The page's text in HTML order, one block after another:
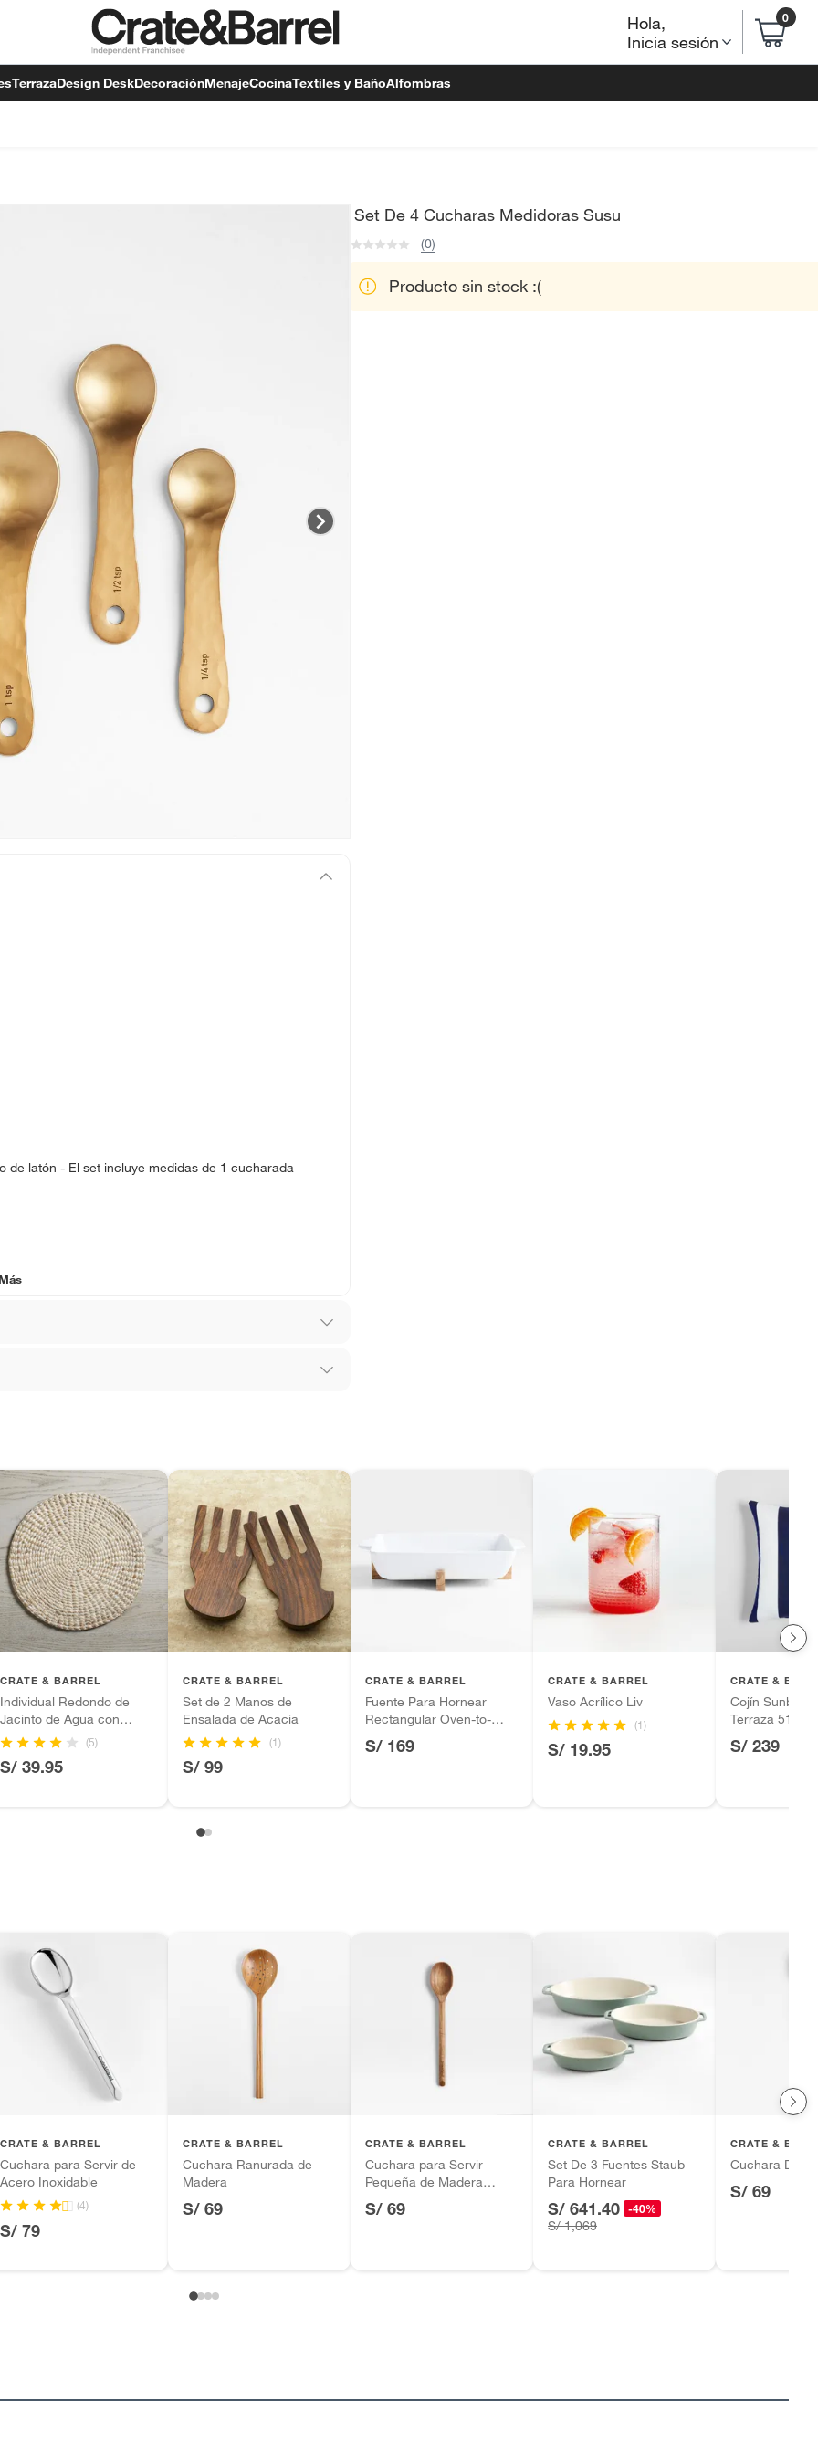
Hola,
Inicia sesión
0
TerrazaDesign DeskDecoraciónMenajeCocinaTextiles y BañoAlfombras
de latón - El set incluye medidas de 1 cucharada
diferentes, otras con restricciones y algunas
tienen:
productos para asfalto, hormigón, albañilería.
productos para asfalto.
tecnología, línea blanca, colchones, muebles,
suplementos alimenticios, vitaminas.
Set De 4 Cucharas Medidoras Susu
(0)
Producto sin stock :(
CRATE & BARREL
Individual Redondo de
Jacinto de Agua con
Acabado Lavado Blanco
(5)
S/ 39.95
CRATE & BARREL
Set de 2 Manos de
Ensalada de Acacia
(1)
S/ 99
CRATE & BARREL
Fuente Para Hornear
Rectangular Oven-to-
Madera
S/ 169
CRATE & BARREL
Vaso Acrílico Liv
(1)
S/ 19.95
CRATE &
Cojín
Terraza
S/ 239
CRATE & BARREL
Cuchara para Servir de
Acero Inoxidable
(4)
S/ 79
CRATE & BARREL
Cuchara Ranurada de
Madera
S/ 69
CRATE & BARREL
Cuchara para Servir
Pequeña de Madera
S/ 69
CRATE & BARREL
Set De 3 Fuentes Staub
Para Hornear
S/ 641.40 -40%
S/ 1,069
CRATE &
Cuchara De
S/ 69